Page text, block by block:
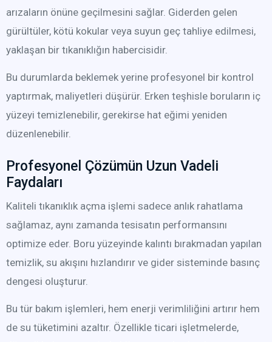
arızaların önüne geçilmesini sağlar. Giderden gelen
gürültüler, kötü kokular veya suyun geç tahliye edilmesi,
yaklaşan bir tıkanıklığın habercisidir.
Bu durumlarda beklemek yerine profesyonel bir kontrol
yaptırmak, maliyetleri düşürür. Erken teşhisle boruların iç
yüzeyi temizlenebilir, gerekirse hat eğimi yeniden
düzenlenebilir.
Profesyonel Çözümün Uzun Vadeli
Faydaları
Kaliteli tıkanıklık açma işlemi sadece anlık rahatlama
sağlamaz, aynı zamanda tesisatın performansını
optimize eder. Boru yüzeyinde kalıntı bırakmadan yapılan
temizlik, su akışını hızlandırır ve gider sisteminde basınç
dengesi oluşturur.
Bu tür bakım işlemleri, hem enerji verimliliğini artırır hem
de su tüketimini azaltır. Özellikle ticari işletmelerde,